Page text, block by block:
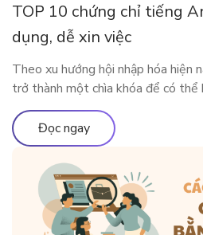
TOP 10 chứng chỉ tiếng
dụng, dễ xin việc
Theo xu hướng hội nhập hóa hiện
trở thành một chìa khóa để có
môi trường quốc tế. Vậy có những
được Việt Nam và các nước lớn
Cùng ELSA Premium tìm […]
Đọc ngay